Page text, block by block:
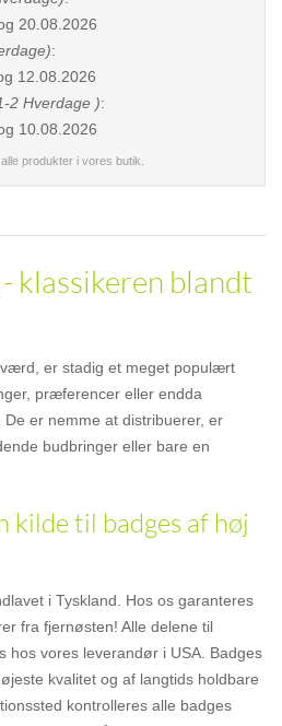
20.08.2026
:
12.08.2026
2 Hverdage ):
10.08.2026
produkter i vores butik.
klassikeren blandt
er stadig et meget populært
præferencer eller endda
er nemme at distribuerer, er
budbringer eller bare en
kilde til badges af høj
i Tyskland. Hos os garanteres
fra fjernøsten! Alle delene til
hos vores leverandør i USA. Badges
kvalitet og af langtids holdbare
kontrolleres alle badges